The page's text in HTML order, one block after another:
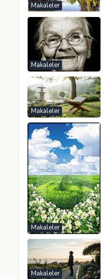
Makaleler
Makaleler
Makaleler
Makaleler
Makaleler